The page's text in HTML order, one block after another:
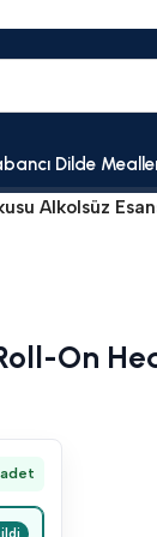
Dilde
Alkolsüz
On